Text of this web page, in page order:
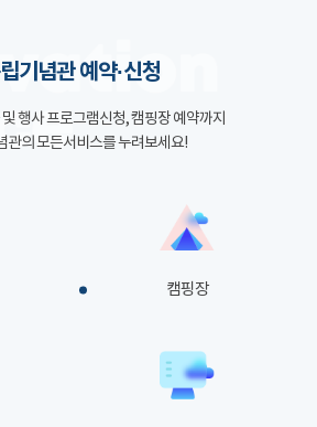
기념관 예약·신청
행사 프로그램신청, 캠핑장 예약까지
관의 모든서비스를 누려보세요!
캠핑장